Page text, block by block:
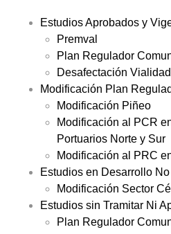
Estudios Aprobados y
Premval
Plan Regulador
Desafectación
Modificación Plan
Modificación Piñeo
Modificación al PCR
Portuarios Norte y Sur
Modificación al PRC
Estudios en Desarrollo
Modificación Sector
Estudios sin Tramitar Ni
Plan Regulador